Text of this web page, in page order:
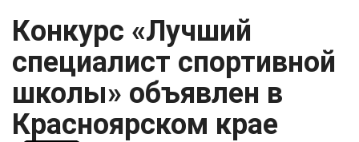
Конкурс «Лучший
специалист спортивной
школы» объявлен в
Красноярском крае